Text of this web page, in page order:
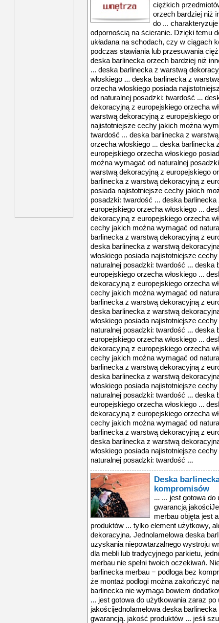
ciężkich
orzech bardziej niż
do ...
odpornością na ścieranie. Dzięki temu
układana na schodach, czy w ciągach
podczas stawiania lub przesuwania
deska barlinecka orzech bardziej niż
... deska barlinecka z warstwą
włoskiego ... deska barlinecka z
orzecha włoskiego posiada
od naturalnej posadzki: twardość ...
dekoracyjną z europejskiego orzecha
warstwą dekoracyjną z europejskiego
najistotniejsze cechy jakich można
twardość ... deska barlinecka z
orzecha włoskiego ... deska barlinecka
europejskiego orzecha włoskiego
można wymagać od naturalnej
warstwą dekoracyjną z europejskiego
barlinecka z warstwą dekoracyjną z
posiada najistotniejsze cechy jakich
posadzki: twardość ... deska
europejskiego orzecha włoskiego ...
dekoracyjną z europejskiego orzecha
cechy jakich można wymagać od
barlinecka z warstwą dekoracyjną z
deska barlinecka z warstwą
włoskiego posiada najistotniejsze
naturalnej posadzki: twardość ...
europejskiego orzecha włoskiego ...
dekoracyjną z europejskiego orzecha
cechy jakich można wymagać od
barlinecka z warstwą dekoracyjną z
deska barlinecka z warstwą
włoskiego posiada najistotniejsze
naturalnej posadzki: twardość ...
europejskiego orzecha włoskiego ...
dekoracyjną z europejskiego orzecha
cechy jakich można wymagać od
barlinecka z warstwą dekoracyjną z
deska barlinecka z warstwą
włoskiego posiada najistotniejsze
naturalnej posadzki: twardość ...
europejskiego orzecha włoskiego ...
dekoracyjną z europejskiego orzecha
cechy jakich można wymagać od
barlinecka z warstwą dekoracyjną z
deska barlinecka z warstwą
włoskiego posiada najistotniejsze
naturalnej posadzki: twardość ...
Deska
kompromisów
... ... jest gotowa do
gwarancją
merbau objęta jest
produktów ... tylko element użytkowy,
dekoracyjna. Jednolamelowa deska
uzyskania niepowtarzalnego wystroju
dla mebli lub tradycyjnego parkietu,
merbau nie spełni twoich oczekiwań.
barlinecka merbau − podłoga bez
że montaż podłogi można zakończyć
barlinecka nie wymaga bowiem
... jest gotowa do użytkowania zaraz po
jakościjednolamelowa deska
gwarancją. jakość produktów ... jeśli